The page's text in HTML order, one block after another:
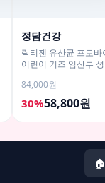
정담건강
락티젠 유산균 프로바
어린이 키즈 임산부
84,000원
30%58,800원
🏠